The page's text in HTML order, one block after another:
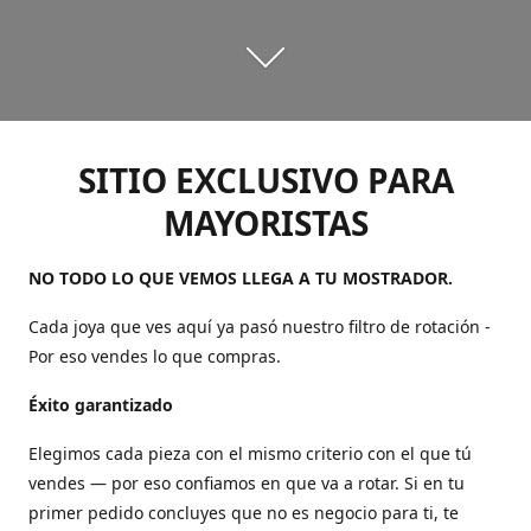
SITIO EXCLUSIVO PARA
MAYORISTAS
NO TODO LO QUE VEMOS LLEGA A TU MOSTRADOR.
Cada joya que ves aquí ya pasó nuestro filtro de rotación -
Por eso vendes lo que compras.
Éxito garantizado
Elegimos cada pieza con el mismo criterio con el que tú
vendes — por eso confiamos en que va a rotar. Si en tu
primer pedido concluyes que no es negocio para ti, te